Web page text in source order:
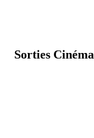
Sorties Cinéma